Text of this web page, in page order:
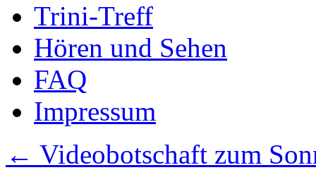
Trini-Treff
Hören und Sehen
FAQ
Impressum
← Videobotschaft zum